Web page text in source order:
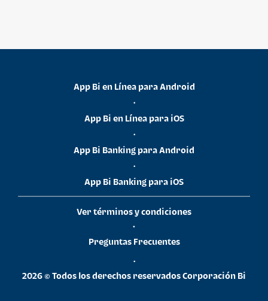
App Bi en Línea para Android
•
App Bi en Línea para iOS
•
App Bi Banking para Android
•
App Bi Banking para iOS
Ver términos y condiciones
•
Preguntas Frecuentes
•
2026 © Todos los derechos reservados Corporación Bi